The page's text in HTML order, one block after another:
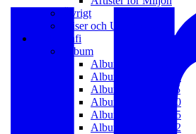
Övrigt
Priser och Utmärkelser
Diskografi
Album
Album 2021 – t.v.
Album 2016 – 2020
Album 2011 – 2015
Album 2006 – 2010
Album 2003 – 2005
Album 1992 – 2002